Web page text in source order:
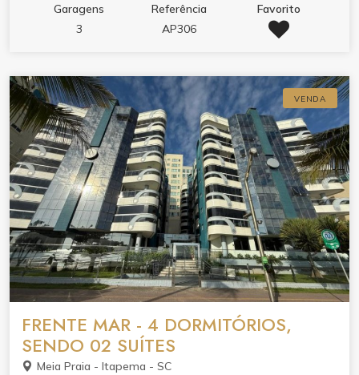
Garagens
3
Referência
AP306
Favorito
VENDA
FRENTE MAR - 4 DORMITÓRIOS,
SENDO 02 SUÍTES
Meia Praia - Itapema - SC